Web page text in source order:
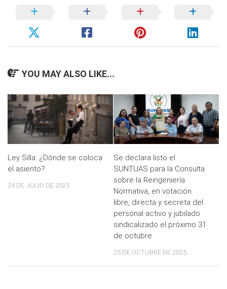
YOU MAY ALSO LIKE...
Ley Silla: ¿Dónde se coloca
el asiento?
24 DE JULIO DE 2025
Se declara listo el
SUNTUAS para la Consulta
sobre la Reingeniería
Normativa, en votación
libre, directa y secreta del
personal activo y jubilado
sindicalizado el próximo 31
de octubre
25 DE OCTUBRE DE 2025